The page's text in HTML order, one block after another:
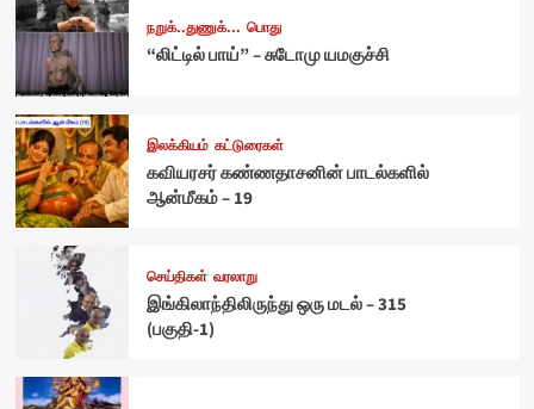
நறுக்..துணுக்... பொது
“லிட்டில் பாய்” – சுடோமு யமகுச்சி
இலக்கியம் கட்டுரைகள்
கவியரசர் கண்ணதாசனின் பாடல்களில்
ஆன்மீகம் – 19
செய்திகள் வரலாறு
இங்கிலாந்திலிருந்து ஒரு மடல் – 315
(பகுதி-1)